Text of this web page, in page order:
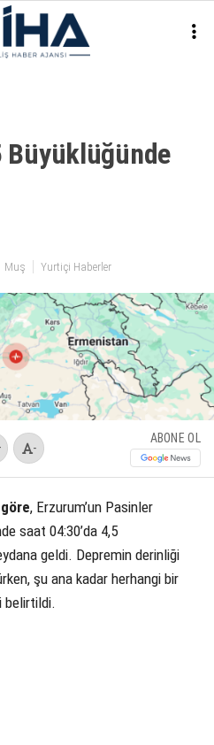
24°
ANKARA
Büyüklüğünde
Muş Yurtiçi Haberler
-
ABONE OL
göre, Erzurum’un Pasinler
saat 04:30’da 4,5
geldi. Depremin derinliği
şu ana kadar herhangi bir
belirtildi.